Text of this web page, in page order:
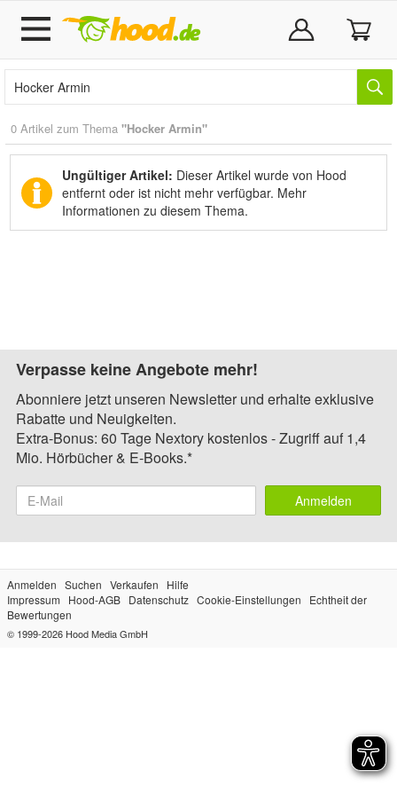
0 Artikel zum Thema "Hocker Armin"
Ungültiger Artikel: Dieser Artikel wurde von Hood
entfernt oder ist nicht mehr verfügbar. Mehr
Informationen zu diesem Thema.
Verpasse keine Angebote mehr!
Abonniere jetzt unseren Newsletter und erhalte exklusive
Rabatte und Neuigkeiten.
Extra-Bonus: 60 Tage Nextory kostenlos - Zugriff auf 1,4
Mio. Hörbücher & E-Books.*
Anmelden
Anmelden Suchen Verkaufen
Hilfe
Impressum
Hood-AGB Datenschutz Cookie-Einstellungen
Echtheit der
Bewertungen
© 1999-2026 Hood Media GmbH